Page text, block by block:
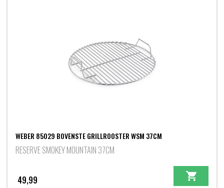
WEBER 85029 BOVENSTE GRILLROOSTER WSM 37CM
RESERVE SMOKEY MOUNTAIN 37CM
49,99